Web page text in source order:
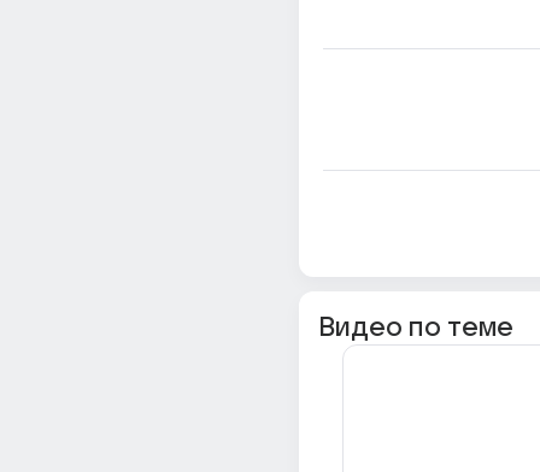
Видео по теме